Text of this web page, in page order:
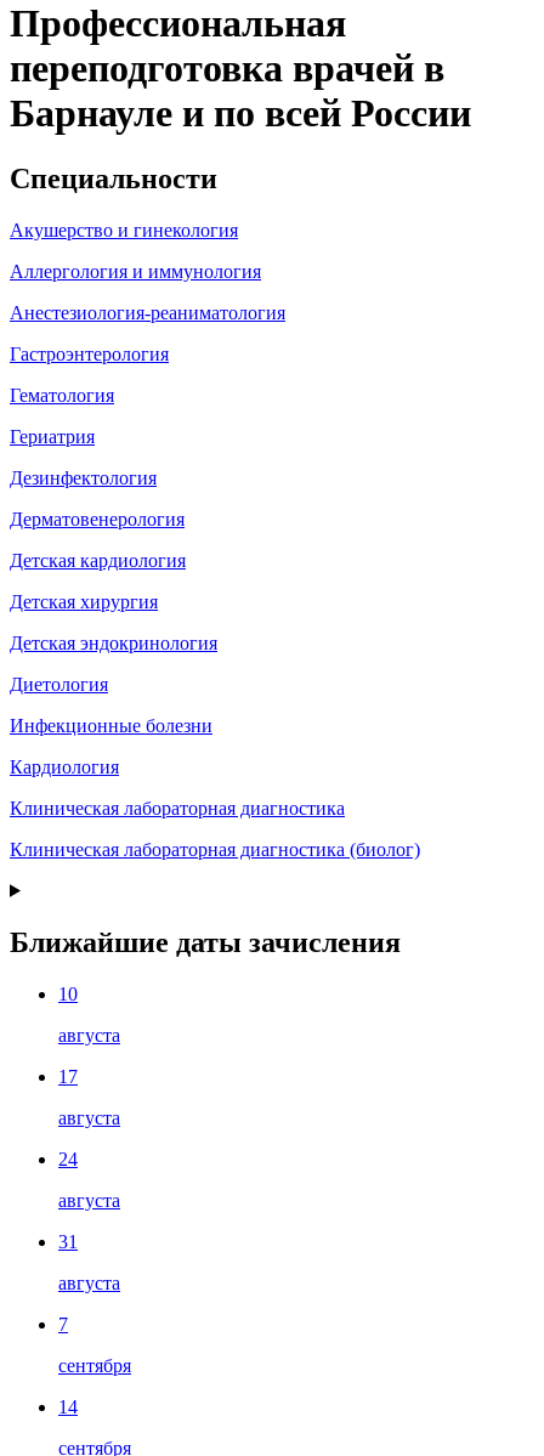
Профессиональная
переподготовка врачей в
Барнауле и по всей России
Специальности
Акушерство и гинекология
Аллергология и иммунология
Анестезиология-реаниматология
Гастроэнтерология
Гематология
Гериатрия
Дезинфектология
Дерматовенерология
Детская кардиология
Детская хирургия
Детская эндокринология
Диетология
Инфекционные болезни
Кардиология
Клиническая лабораторная диагностика
Клиническая лабораторная диагностика (биолог)
Ближайшие даты зачисления
10
августа
17
августа
24
августа
31
августа
7
сентября
14
сентября